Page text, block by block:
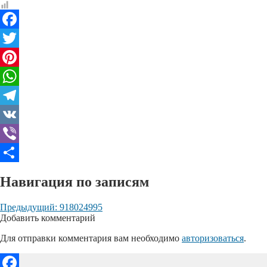
Facebook
Twitter
Pinterest
WhatsApp
Telegram
VK
Viber
Навигация по записям
Предыдущий: 918024995
Добавить комментарий
Для отправки комментария вам необходимо авторизоваться.